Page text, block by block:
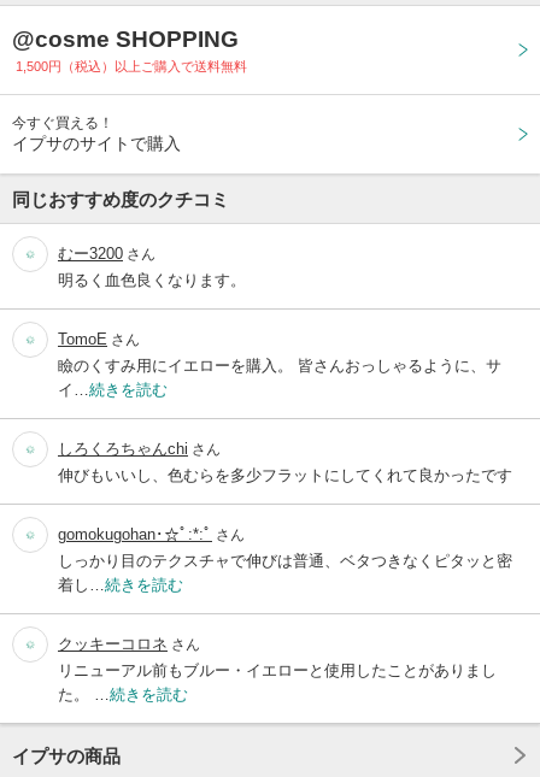
@cosme SHOPPING
1,500円（税込）以上ご購入で送料無料
今すぐ買える！
イプサのサイトで購入
同じおすすめ度のクチコミ
むー3200 さん
明るく血色良くなります。
TomoE さん
瞼のくすみ用にイエローを購入。 皆さんおっしゃるように、サ
イ… 続きを読む
しろくろちゃんchi さん
伸びもいいし、色むらを多少フラットにしてくれて良かったです
gomokugohan･☆ﾟ:*:ﾟ さん
しっかり目のテクスチャで伸びは普通、ベタつきなくピタッと密
着し… 続きを読む
クッキーコロネ さん
リニューアル前もブルー・イエローと使用したことがありまし
た。 … 続きを読む
イプサの商品